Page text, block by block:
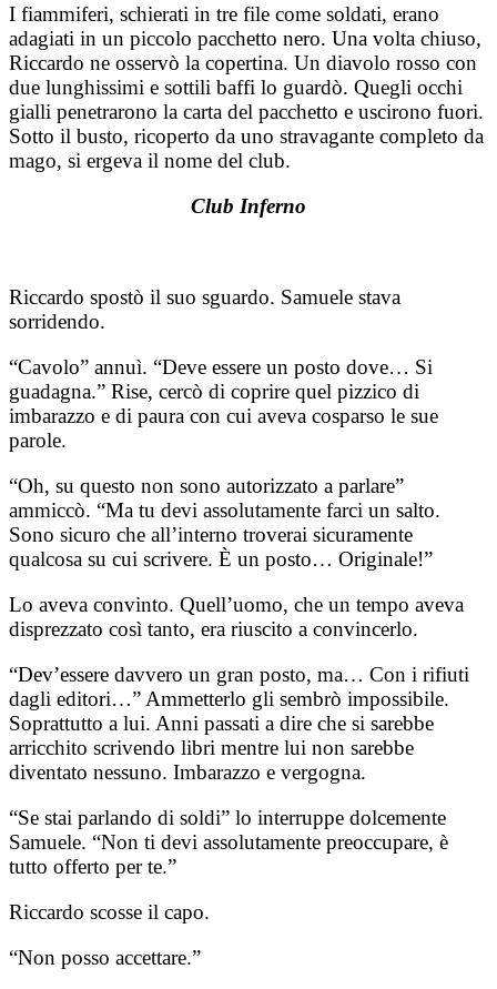
I fiammiferi, schierati in tre file come soldati, erano
adagiati in un piccolo pacchetto nero. Una volta chiuso,
Riccardo ne osservò la copertina. Un diavolo rosso con
due lunghissimi e sottili baffi lo guardò. Quegli occhi
gialli penetrarono la carta del pacchetto e uscirono fuori.
Sotto il busto, ricoperto da uno stravagante completo da
mago, si ergeva il nome del club.
Club Inferno
Riccardo spostò il suo sguardo. Samuele stava
sorridendo.
“Cavolo” annuì. “Deve essere un posto dove… Si
guadagna.” Rise, cercò di coprire quel pizzico di
imbarazzo e di paura con cui aveva cosparso le sue
parole.
“Oh, su questo non sono autorizzato a parlare”
ammiccò. “Ma tu devi assolutamente farci un salto.
Sono sicuro che all’interno troverai sicuramente
qualcosa su cui scrivere. È un posto… Originale!”
Lo aveva convinto. Quell’uomo, che un tempo aveva
disprezzato così tanto, era riuscito a convincerlo.
“Dev’essere davvero un gran posto, ma… Con i rifiuti
dagli editori…” Ammetterlo gli sembrò impossibile.
Soprattutto a lui. Anni passati a dire che si sarebbe
arricchito scrivendo libri mentre lui non sarebbe
diventato nessuno. Imbarazzo e vergogna.
“Se stai parlando di soldi” lo interruppe dolcemente
Samuele. “Non ti devi assolutamente preoccupare, è
tutto offerto per te.”
Riccardo scosse il capo.
“Non posso accettare.”